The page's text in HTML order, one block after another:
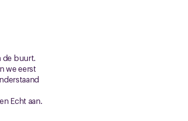
de buurt.
we eerst
Echt aan.